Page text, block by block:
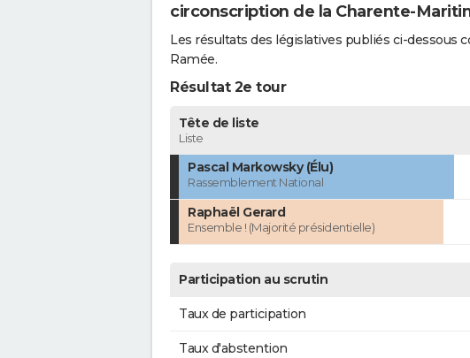
circonscription de la Charente-
Les résultats des législatives publiés ci-dessous
Ramée.
Résultat 2e tour
Tête de liste
Liste
Pascal Markowsky (Élu)
Rassemblement National
Raphaël Gerard
Ensemble ! (Majorité présidentielle)
Participation au scrutin
Taux de participation
Taux d'abstention